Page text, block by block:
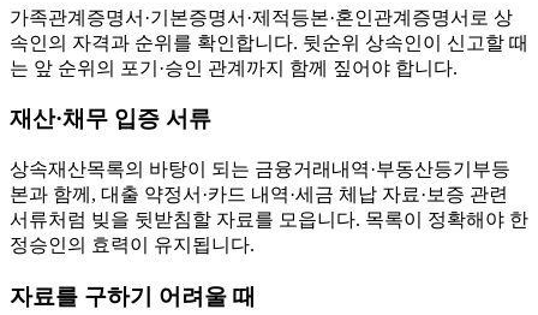
가족관계증명서·기본증명서·제적등본·혼인관계증명서로 상
속인의 자격과 순위를 확인합니다. 뒷순위 상속인이 신고할 때
는 앞 순위의 포기·승인 관계까지 함께 짚어야 합니다.
재산·채무 입증 서류
상속재산목록의 바탕이 되는 금융거래내역·부동산등기부등
본과 함께, 대출 약정서·카드 내역·세금 체납 자료·보증 관련
서류처럼 빚을 뒷받침할 자료를 모읍니다. 목록이 정확해야 한
정승인의 효력이 유지됩니다.
자료를 구하기 어려울 때